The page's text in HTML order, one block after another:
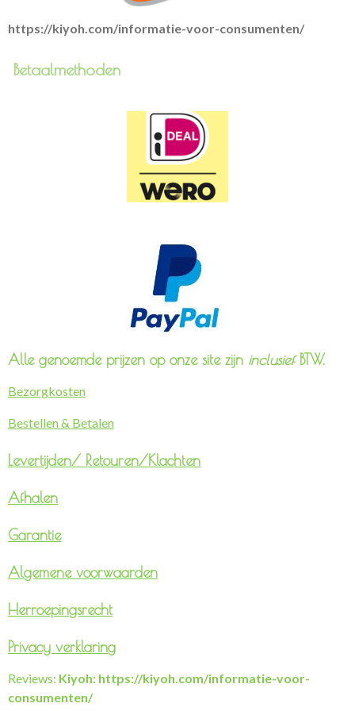
https://kiyoh.com/informatie-voor-consumenten/
Betaalmethoden
Alle genoemde prijzen op onze site zijn inclusiefBTW.
Bezorgkosten
Bestellen & Betalen
Levertijden/ Retouren/Klachten
Afhalen
Garantie
Algemene voorwaarden
Herroepingsrecht
Privacy verklaring
Reviews: Kiyoh: https://kiyoh.com/informatie-voor-
consumenten/